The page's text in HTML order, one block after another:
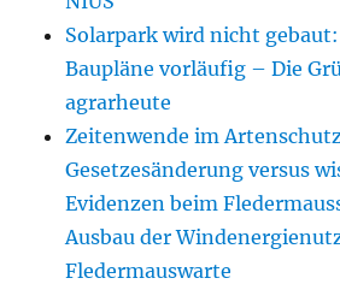
Solarpark wird nicht
Baupläne vorläufig – Die
agrarheute
Zeitenwende im
Gesetzesänderung versus
Evidenzen beim
Ausbau der
Fledermauswarte